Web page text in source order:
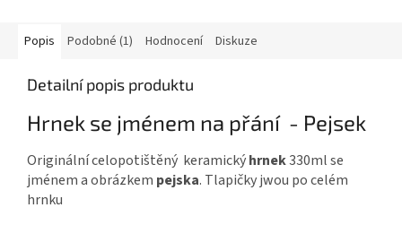
Popis Podobné (1) Hodnocení Diskuze
Detailní popis produktu
Hrnek se jménem na přání - Pejsek
Originální celopotištěný keramickýhrnek330ml se
jménem a obrázkem pejska. Tlapičky jwou po celém
hrnku